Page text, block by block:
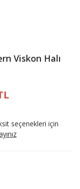
Viskon Halı
seçenekleri için